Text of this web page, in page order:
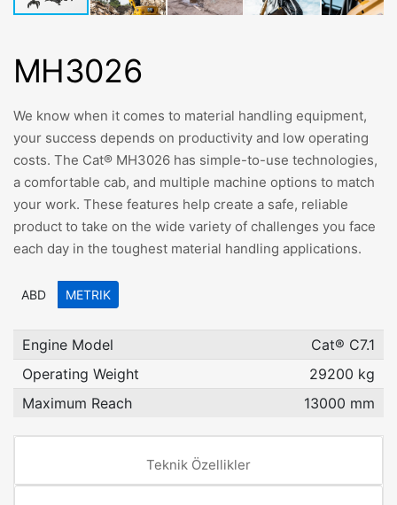
MH3026
We know when it comes to material handling equipment,
your success depends on productivity and low operating
costs. The Cat® MH3026 has simple-to-use technologies,
a comfortable cab, and multiple machine options to match
your work. These features help create a safe, reliable
product to take on the wide variety of challenges you face
each day in the toughest material handling applications.
ABD METRIK
Engine Model
Cat® C7.1
Operating Weight
29200 kg
Maximum Reach
13000 mm
Teknik Özellikler